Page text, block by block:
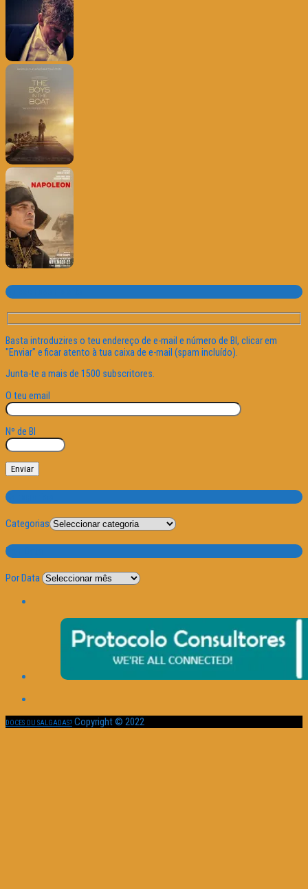
Subscrever o site
Basta introduzires o teu endereço de e-mail e número de BI, clicar em
"Enviar" e ficar atento à tua caixa de e-mail (spam incluído).
Junta-te a mais de 1500 subscritores.
O teu email
Nº de BI
Categorias
Categorias
Por Data
Por Data
DOCES OU SALGADAS? Copyright © 2022